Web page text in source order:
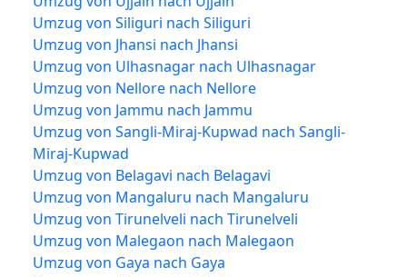
Umzug von Siliguri nach Siliguri
Umzug von Jhansi nach Jhansi
Umzug von Ulhasnagar nach Ulhasnagar
Umzug von Nellore nach Nellore
Umzug von Jammu nach Jammu
Umzug von Sangli-Miraj-Kupwad nach Sangli-
Miraj-Kupwad
Umzug von Belagavi nach Belagavi
Umzug von Mangaluru nach Mangaluru
Umzug von Tirunelveli nach Tirunelveli
Umzug von Malegaon nach Malegaon
Umzug von Gaya nach Gaya